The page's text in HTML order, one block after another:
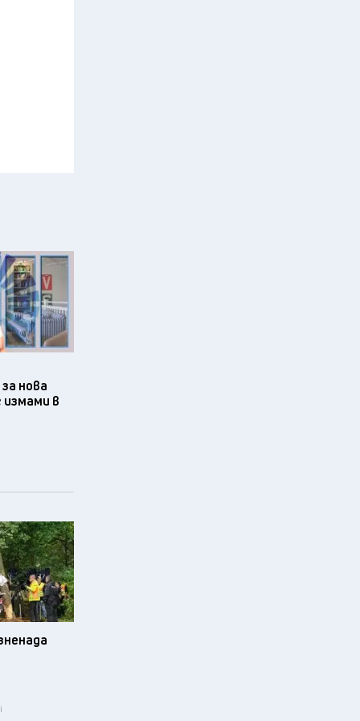
нова
в